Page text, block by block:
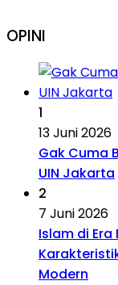
OPINI
1
13 Juni 2026
Gak Cuma
UIN Jakarta
2
7 Juni 2026
Islam di
Modern